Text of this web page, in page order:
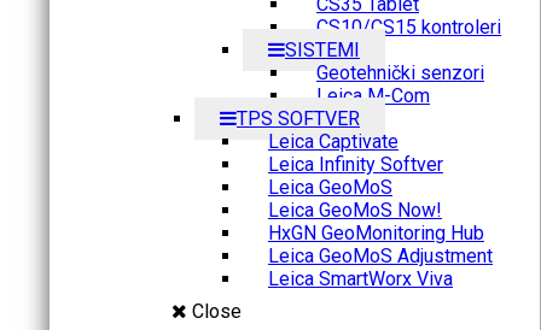
CS10/CS15 kontroleri
SISTEMI
Geotehnički senzori
Leica M-Com
TPS SOFTVER
Leica Captivate
Leica Infinity Softver
Leica GeoMoS
Leica GeoMoS Now!
HxGN GeoMonitoring Hub
Leica GeoMoS Adjustment
Leica SmartWorx Viva
Close